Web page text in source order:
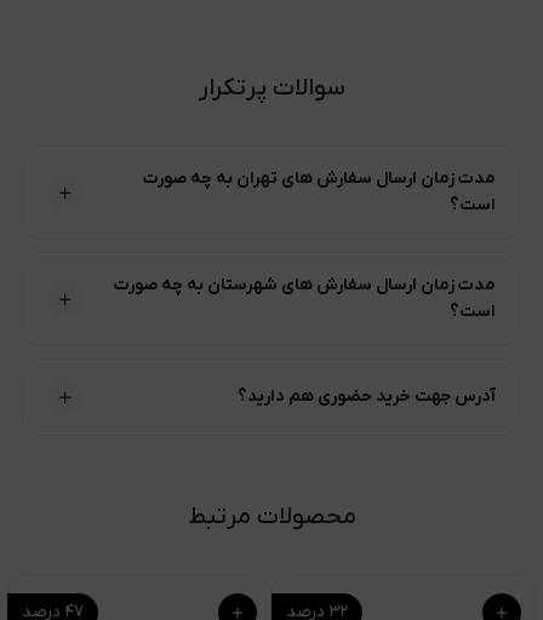
سوالات پرتکرار
مدت زمان ارسال سفارش های تهران به چه صورت
است؟
مدت زمان ارسال سفارش های شهرستان به چه صورت
است؟
آدرس جهت خرید حضوری هم دارید؟
محصولات مرتبط
۳۲ درصد ۴۷درصد